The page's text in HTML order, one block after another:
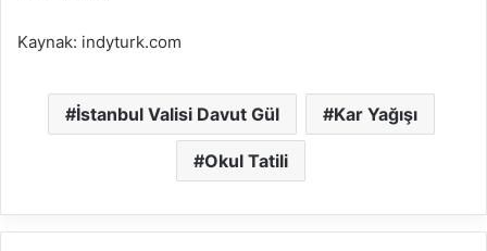
Kaynak: indyturk.com
İstanbul Valisi Davut Gül Kar Yağışı
Okul Tatili